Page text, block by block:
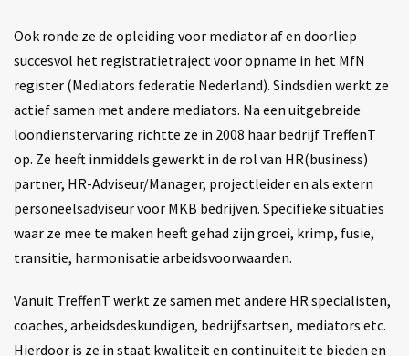
Ook ronde ze de opleiding voor mediator af en doorliep
succesvol het registratietraject voor opname in het MfN
register (Mediators federatie Nederland). Sindsdien werkt ze
actief samen met andere mediators. Na een uitgebreide
loondienstervaring richtte ze in 2008 haar bedrijf TreffenT
op. Ze heeft inmiddels gewerkt in de rol van HR(business)
partner, HR-Adviseur/Manager, projectleider en als extern
personeelsadviseur voor MKB bedrijven. Specifieke situaties
waar ze mee te maken heeft gehad zijn groei, krimp, fusie,
transitie, harmonisatie arbeidsvoorwaarden.
Vanuit TreffenT werkt ze samen met andere HR specialisten,
coaches, arbeidsdeskundigen, bedrijfsartsen, mediators etc.
Hierdoor is ze in staat kwaliteit en continuiteit te bieden en